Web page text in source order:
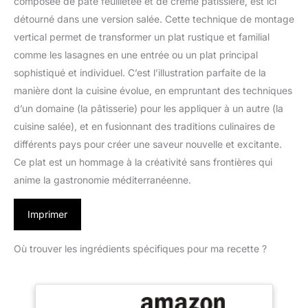
détourné dans une version salée. Cette technique de montage
vertical permet de transformer un plat rustique et familial
comme les lasagnes en une entrée ou un plat principal
sophistiqué et individuel. C’est l’illustration parfaite de la
manière dont la cuisine évolue, en empruntant des techniques
d’un domaine (la pâtisserie) pour les appliquer à un autre (la
cuisine salée), et en fusionnant des traditions culinaires de
différents pays pour créer une saveur nouvelle et excitante.
Ce plat est un hommage à la créativité sans frontières qui
anime la gastronomie méditerranéenne.
Imprimer
Où trouver les ingrédients spécifiques pour ma recette ?